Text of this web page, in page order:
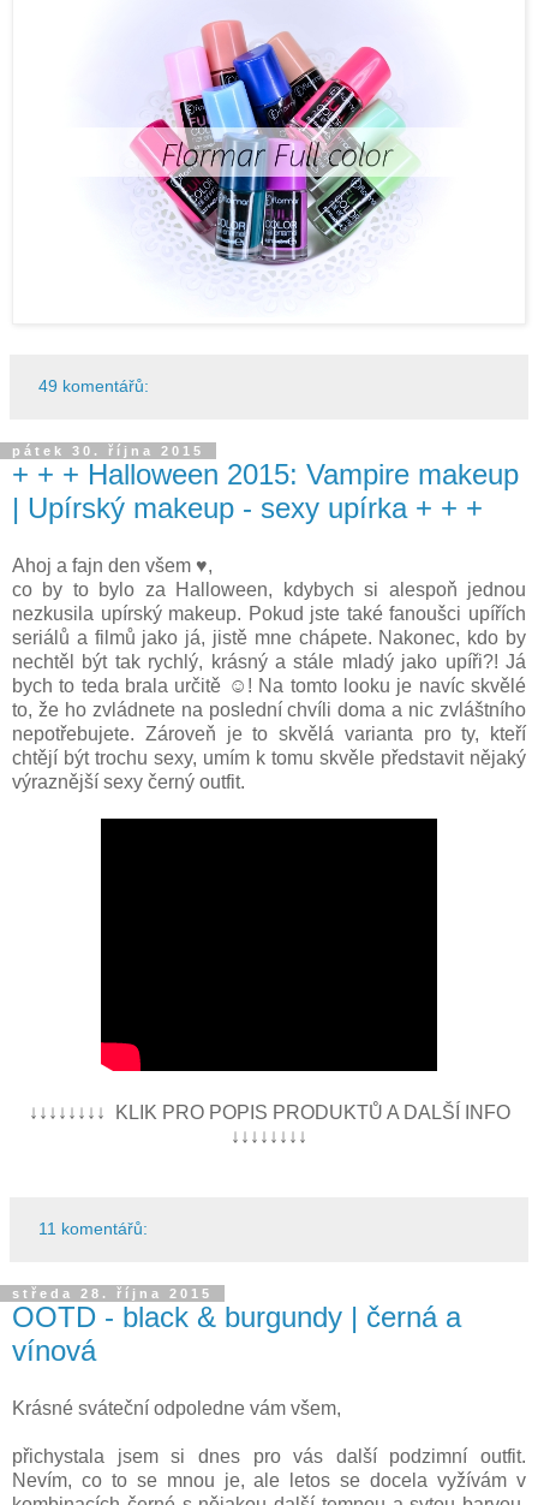
49 komentářů:
pátek 30. října 2015
+ + + Halloween 2015: Vampire makeup
| Upírský makeup - sexy upírka + + +
Ahoj a fajn den všem ♥,
co by to bylo za Halloween, kdybych si alespoň jednou
nezkusila upírský makeup. Pokud jste také fanoušci upířích
seriálů a filmů jako já, jistě mne chápete. Nakonec, kdo by
nechtěl být tak rychlý, krásný a stále mladý jako upíři?! Já
bych to teda brala určitě ☺! Na tomto looku je navíc skvělé
to, že ho zvládnete na poslední chvíli doma a nic zvláštního
nepotřebujete. Zároveň je to skvělá varianta pro ty, kteří
chtějí být trochu sexy, umím k tomu skvěle představit nějaký
výraznější sexy černý outfit.
↓↓↓↓↓↓↓↓ KLIK PRO POPIS PRODUKTŮ A DALŠÍ INFO
↓↓↓↓↓↓↓↓
11 komentářů:
středa 28. října 2015
OOTD - black & burgundy | černá a
vínová
Krásné sváteční odpoledne vám všem,
přichystala jsem si dnes pro vás další podzimní outfit.
Nevím, co to se mnou je, ale letos se docela vyžívám v